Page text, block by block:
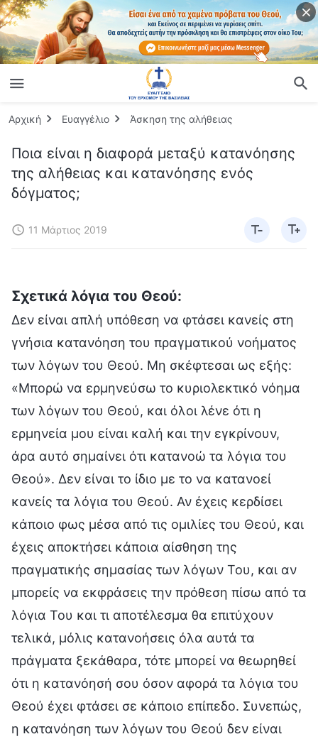
Αρχική Ευαγγέλιο Άσκηση της αλήθειας
Ποια είναι η διαφορά μεταξύ κατανόησης
της αλήθειας και κατανόησης ενός
δόγματος;
11 Μάρτιος 2019
Σχετικά λόγια του Θεού:
Δεν είναι απλή υπόθεση να φτάσει κανείς στη
γνήσια κατανόηση του πραγματικού νοήματος
των λόγων του Θεού. Μη σκέφτεσαι ως εξής:
«Μπορώ να ερμηνεύσω το κυριολεκτικό νόημα
των λόγων του Θεού, και όλοι λένε ότι η
ερμηνεία μου είναι καλή και την εγκρίνουν,
άρα αυτό σημαίνει ότι κατανοώ τα λόγια του
Θεού». Δεν είναι το ίδιο με το να κατανοεί
κανείς τα λόγια του Θεού. Αν έχεις κερδίσει
κάποιο φως μέσα από τις ομιλίες του Θεού, και
έχεις αποκτήσει κάποια αίσθηση της
πραγματικής σημασίας των λόγων Του, και αν
μπορείς να εκφράσεις την πρόθεση πίσω από τα
λόγια Του και τι αποτέλεσμα θα επιτύχουν
τελικά, μόλις κατανοήσεις όλα αυτά τα
πράγματα ξεκάθαρα, τότε μπορεί να θεωρηθεί
ότι η κατανόησή σου όσον αφορά τα λόγια του
Θεού έχει φτάσει σε κάποιο επίπεδο. Συνεπώς,
η κατανόηση των λόγων του Θεού δεν είναι